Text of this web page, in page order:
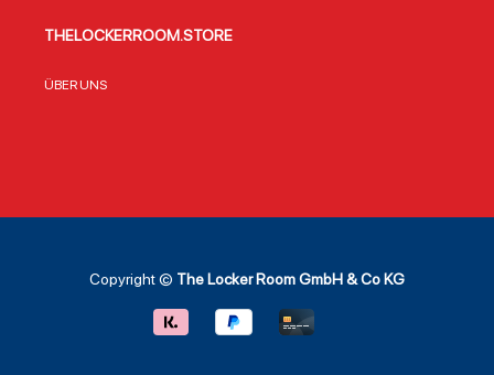
THELOCKERROOM.STORE
ÜBER UNS
Copyright © The Locker Room GmbH & Co KG